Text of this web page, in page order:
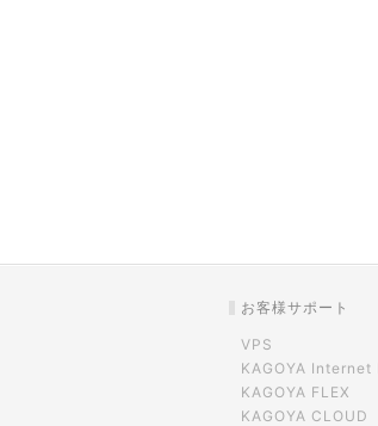
お客様サポート
VPS
KAGOYA Internet
KAGOYA FLEX
KAGOYA CLOUD